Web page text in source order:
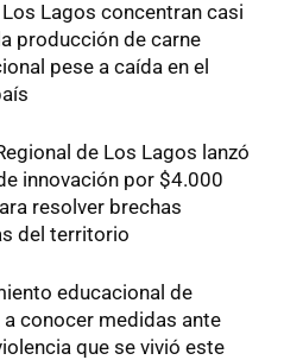
Lagos concentran casi
producción de carne
pese a caída en el
de Los Lagos lanzó
innovación por $4.000
resolver brechas
del territorio
educacional de
a conocer medidas ante
que se vivió este